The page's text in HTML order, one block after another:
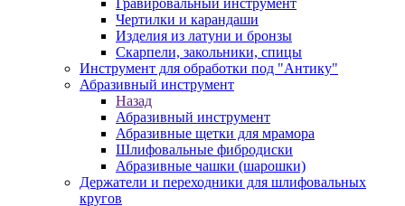
Гравировальный инструмент
Чертилки и карандаши
Изделия из латуни и бронзы
Скарпели, закольники, спицы
Инструмент для обработки под "Антику"
Абразивный инструмент
Назад
Абразивный инструмент
Абразивные щетки для мрамора
Шлифовальные фибродиски
Абразивные чашки (шарошки)
Держатели и переходники для шлифовальных
кругов